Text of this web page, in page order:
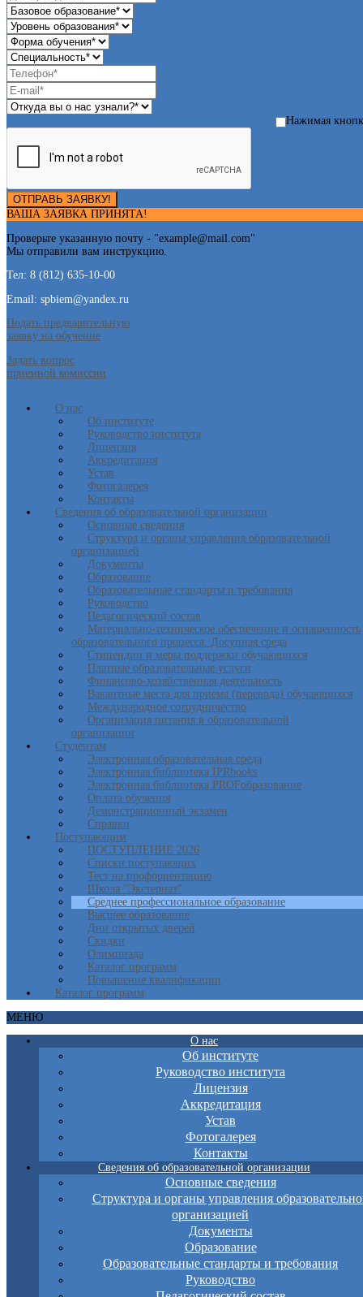
Нажимая
ОТПРАВЬ ЗАЯВКУ!
ВАША ЗАЯВКА ПРИНЯТА!
Проверьте указанную почту - "example@mail.com"
Мы отправили вам инструкцию.
Тел: 8 (812) 635-10-00
Email: spbiem@yandex.ru
Подать предварительную
заявку на обучение
Задать вопрос
приемной комиссии
О нас
Об институте
Руководство института
Лицензия
Аккредитация
Устав
Фотогалерея
Контакты
Сведения об образовательной организации
Основные сведения
Структура и органы управления образовательной
организацией
Документы
Образование
Образовательные стандарты и требования
Руководство
Педагогический состав
Материально-техническое обеспечение и оснащенность
образовательного процесса. Досупная среда
Стипендии и меры поддержки обучающихся
Платные образовательные услуги
Финансово-хозяйственная деятельность
Вакантные места для приема (перевода) обучающихся
Международное сотрудничество
Организация питания в образовательной
организации
Студентам
Электронная образовательная среда
Электронная библиотека IPRbooks
Электронная библиотека PROFобразование
Оплата обучения
Демонстрационный экзамен
Справки
Поступающим
ПОСТУПЛЕНИЕ 2026
Списки поступающих
Тест на профориентацию
Школа "Экстернат"
Среднее профессиональное образование
Высшее образование
Дни открытых дверей
Скидки
Олимпиада
Каталог программ
Повышение квалификации
Каталог программ
МЕНЮ
О нас
Об институте
Руководство института
Лицензия
Аккредитация
Устав
Фотогалерея
Контакты
Сведения об образовательной организации
Основные сведения
Структура и органы управления
организацией
Документы
Образование
Образовательные стандарты и требования
Руководство